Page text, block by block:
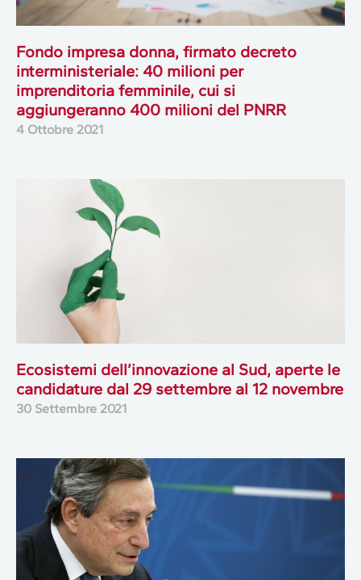
Fondo impresa donna, firmato decreto
interministeriale: 40 milioni per
imprenditoria femminile, cui si
aggiungeranno 400 milioni del PNRR
4 Ottobre 2021
Ecosistemi dell’innovazione al Sud, aperte le
candidature dal 29 settembre al 12 novembre
30 Settembre 2021